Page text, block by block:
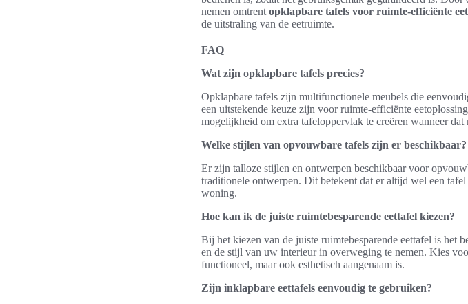
nemen omtrent opklapbare tafels voor ruimte-efficiënte
de uitstraling van de eetruimte.
FAQ
Wat zijn opklapbare tafels precies?
Opklapbare tafels zijn multifunctionele meubels die
een uitstekende keuze zijn voor ruimte-efficiënte
mogelijkheid om extra tafeloppervlak te creëren wanneer dat
Welke stijlen van opvouwbare tafels zijn er beschikbaar?
Er zijn talloze stijlen en ontwerpen beschikbaar voor
traditionele ontwerpen. Dit betekent dat er altijd wel een
woning.
Hoe kan ik de juiste ruimtebesparende eettafel kiezen?
Bij het kiezen van de juiste ruimtebesparende eettafel is het
en de stijl van uw interieur in overweging te nemen. Kies
functioneel, maar ook esthetisch aangenaam is.
Zijn inklapbare eettafels eenvoudig te gebruiken?